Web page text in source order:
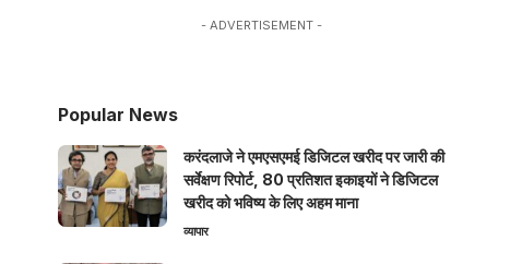
- ADVERTISEMENT -
Popular News
करंदलाजे ने एमएसएमई डिजिटल खरीद पर जारी की
सर्वेक्षण रिपोर्ट, 80 प्रतिशत इकाइयों ने डिजिटल
खरीद को भविष्य के लिए अहम माना
व्यापार